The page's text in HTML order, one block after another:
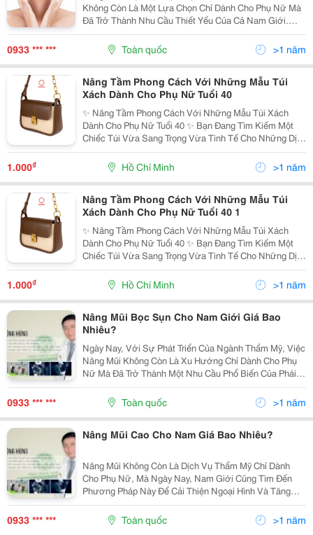
Không Còn Là Một Lựa Chọn Chỉ Dành Cho Phụ Nữ Mà
Đã Trở Thành Nhu Cầu Thiết Yếu Của Cả Nam Giới.
Trong Đó, Việc Sử Dụng Kem Làm Căng Da Mặt Cho
Nam Đang Ngày Càng Trở Nên Phổ Biến Như Một Giải
Pháp Hiệu...
0933 *** *** Toàn quốc >1 năm
Nâng Tầm Phong Cách Với Những Mẫu Túi
Xách Dành Cho Phụ Nữ Tuổi 40
✨ Nâng Tầm Phong Cách Với Những Mẫu Túi Xách
Dành Cho Phụ Nữ Tuổi 40 ✨ Bạn Đang Tìm Kiếm Một
Chiếc Túi Vừa Sang Trọng Vừa Tinh Tế Cho Những Dịp
Quan Trọng? Những Mẫu Túi Xách Từ Pierre Cardin Sẽ
Là Lựa Chọn Hoàn Hảo Cho Phụ Nữ Tuổi 40, Giúp Bạn
1.000₫ Hồ Chí Minh >1 năm
Nâng Tầm Phong Cách Với Những Mẫu Túi
Xách Dành Cho Phụ Nữ Tuổi 40 1
✨ Nâng Tầm Phong Cách Với Những Mẫu Túi Xách
Dành Cho Phụ Nữ Tuổi 40 ✨ Bạn Đang Tìm Kiếm Một
Chiếc Túi Vừa Sang Trọng Vừa Tinh Tế Cho Những Dịp
Quan Trọng? Những Mẫu Túi Xách Từ Pierre Cardin Sẽ
Là Lựa Chọn Hoàn Hảo Cho Phụ Nữ Tuổi 40, Giúp Bạn
1.000₫ Hồ Chí Minh >1 năm
Nâng Mũi Bọc Sụn Cho Nam Giới Giá Bao
Nhiêu?
Ngày Nay, Với Sự Phát Triển Của Ngành Thẩm Mỹ, Việc
Nâng Mũi Không Còn Là Xu Hướng Chỉ Dành Cho Phụ
Nữ Mà Đã Trở Thành Một Nhu Cầu Phổ Biến Của Phái
Mạnh. Trong Đó, Phương Pháp Nâng Mũi Bọc Sụn Cho
Nam Giới Đang Ngày Càng Nhận Được Sự Quan Tâm
0933 *** *** Toàn quốc >1 năm
Nâng Mũi Cao Cho Nam Giá Bao Nhiêu?
Nâng Mũi Không Còn Là Dịch Vụ Thẩm Mỹ Chỉ Dành
Cho Phụ Nữ, Mà Ngày Nay, Nam Giới Cũng Tìm Đến
Phương Pháp Này Để Cải Thiện Ngoại Hình Và Tăng
Thêm Sự Tự Tin. Với Nhu Cầu Làm Đẹp Ngày Càng
Cao, Nâng Mũi Cao Cho Nam Đang Trở Thành Lựa Chọn
Phổ Biến Tại...
0933 *** *** Toàn quốc >1 năm